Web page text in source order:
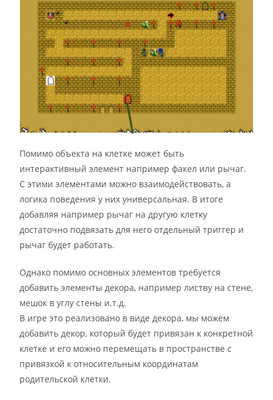
Помимо объекта на клетке может быть
интерактивный элемент например факел или рычаг.
С этими элементами можно взаимодействовать, а
логика поведения у них универсальная. В итоге
добавляя например рычаг на другую клетку
достаточно подвязать для него отдельный триггер и
рычаг будет работать.
Однако помимо основных элементов требуется
добавить элементы декора, например листву на стене,
мешок в углу стены и.т.д.
В игре это реализовано в виде декора, мы можем
добавить декор, который будет привязан к конкретной
клетке и его можно перемещать в пространстве с
привязкой к относительным координатам
родительской клетки.